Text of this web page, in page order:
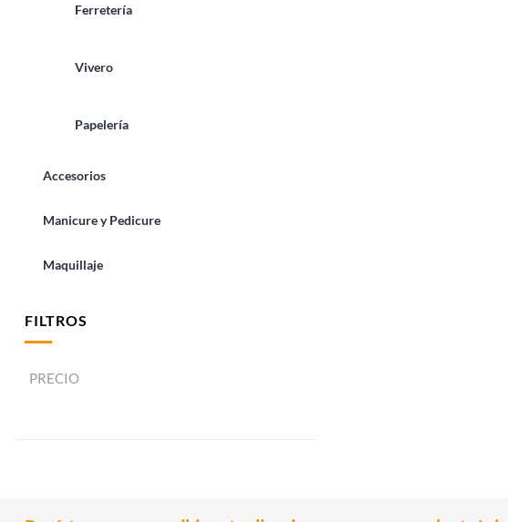
Ferretería
Vivero
Papelería
Accesorios
Manicure y Pedicure
Maquillaje
FILTROS
PRECIO